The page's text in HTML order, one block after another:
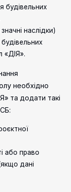
будівельних
наслідки)
«ДІЯ».
необхідно
та додати такі
або право
дані